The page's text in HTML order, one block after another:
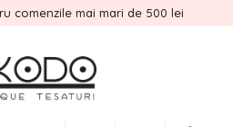
comenzile mai mari de 500 lei